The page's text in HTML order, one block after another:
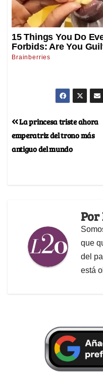
La princesa triste ahora
emperatriz del trono más
antiguo del mundo
Por
que
del
está